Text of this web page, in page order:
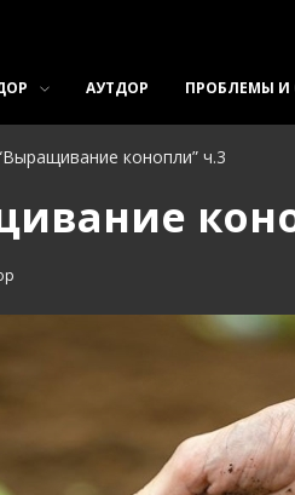
АУТДОР ПРОБЛЕМЫ
конопли” ч.3